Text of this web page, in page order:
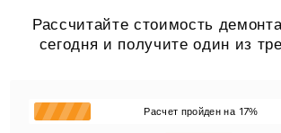
Рассчитайте стоимость
сегодня и получите один из
Расчет пройден на 17%